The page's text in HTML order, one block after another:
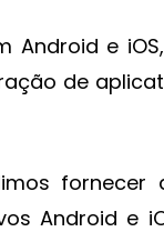
Android e
de
fornecer
Android e